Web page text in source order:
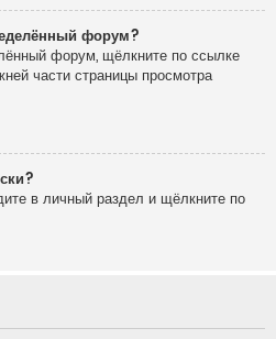
форум?
форум, щёлкните по ссылке
части страницы просмотра
в личный раздел и щёлкните по